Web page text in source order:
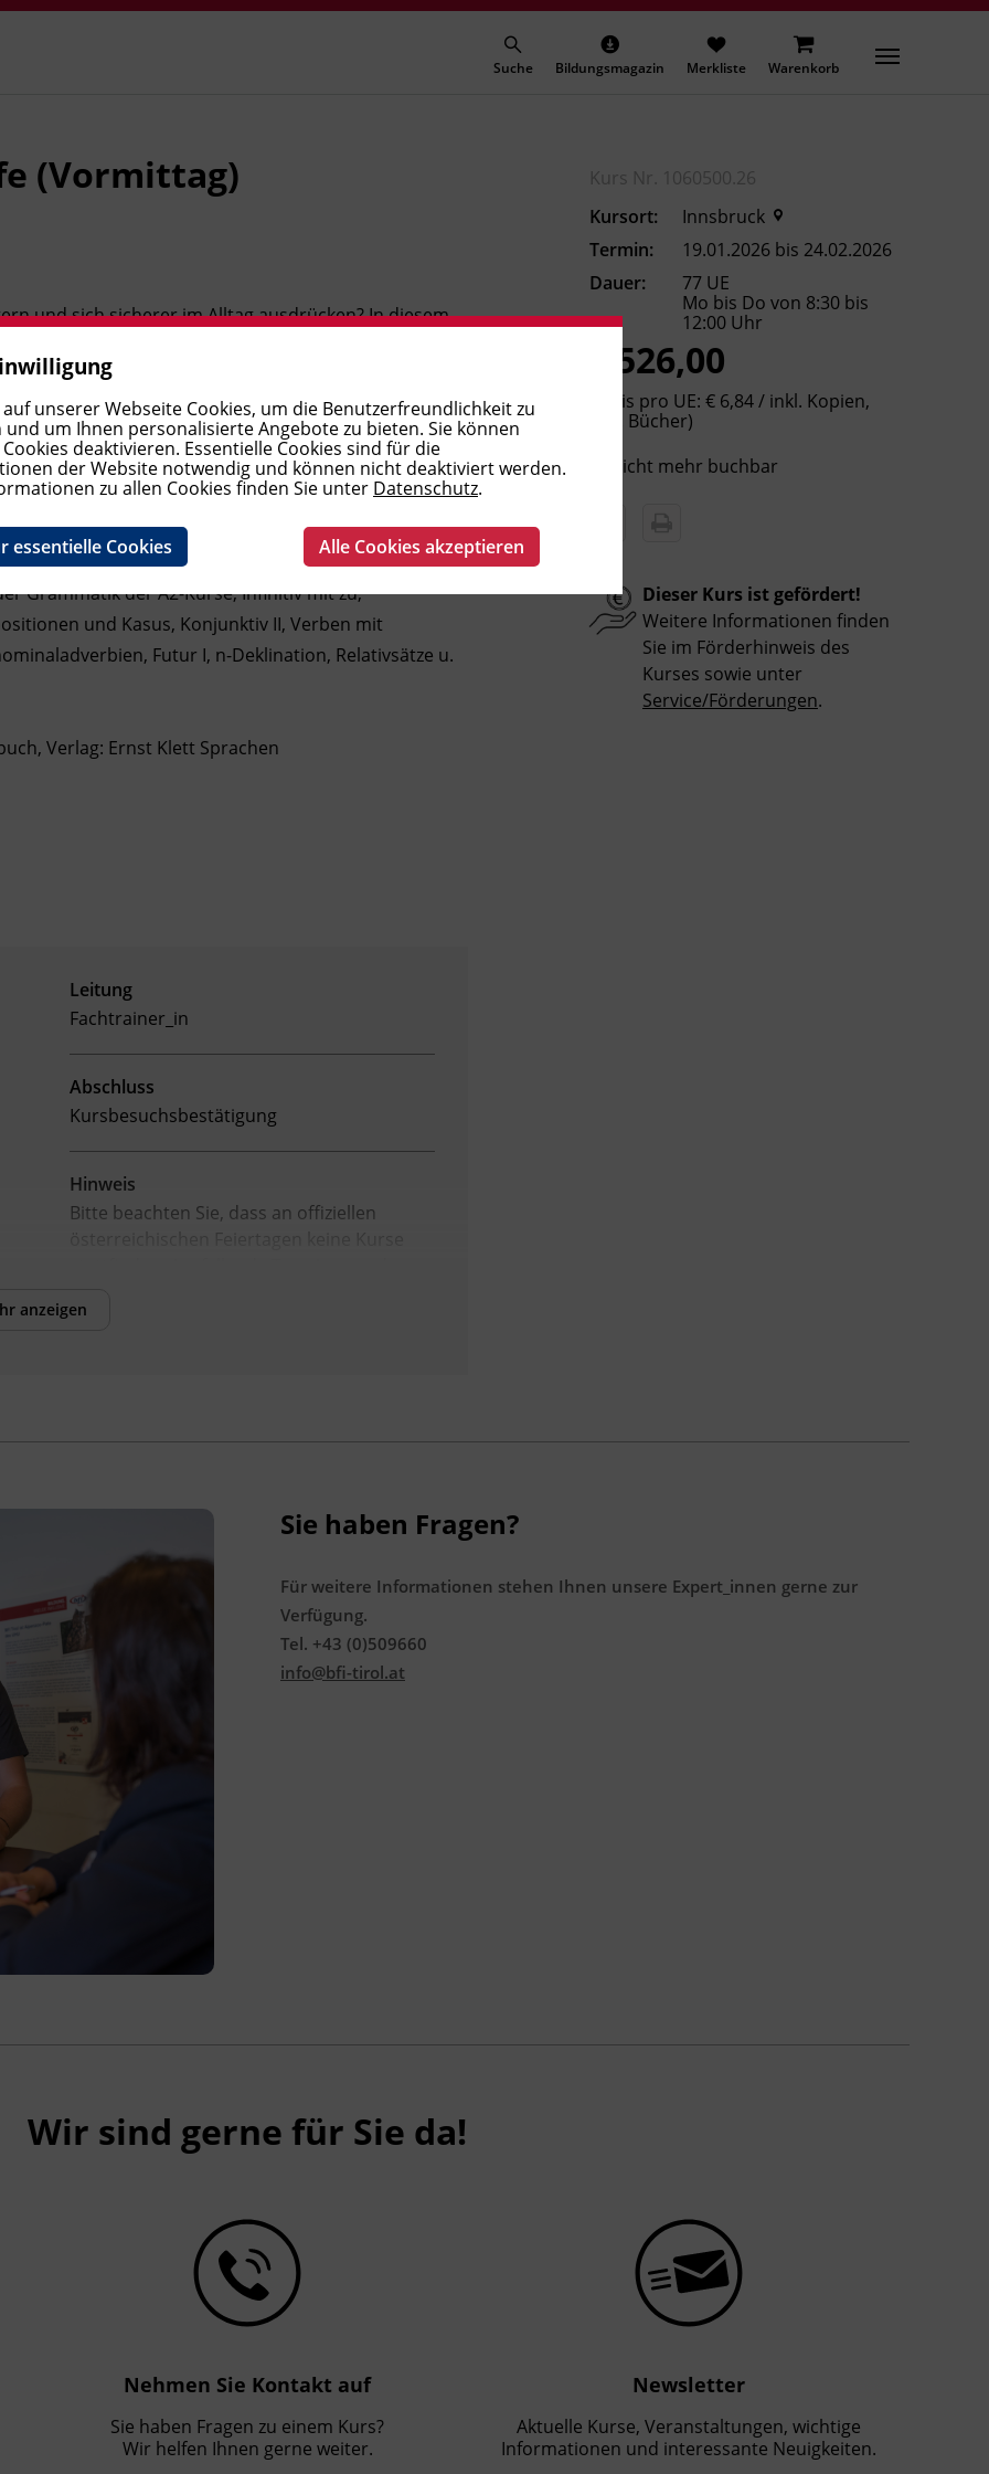
Suche Bildungsmagazin Merkliste Warenkorb
(Vormittag)
und sich sicherer im Alltag ausdrücken? In diesem
verschiedenen Themen, von Urlaubsplanungen bis
lernen Texte zu strukturieren
Gesprächssituationen souverän aufzutreten.
und Geräte, Reklamation, Werbung, Ereignisse im
und Bewerbung, Umwelt und Umweltschutz,
Grammatik der A2-Kurse, Infinitiv mit zu,
und Kasus, Konjunktiv II, Verben mit
Futur I, n-Deklination, Relativsätze u.
Verlag: Ernst Klett Sprachen
Leitung
Fachtrainer_in
Abschluss
Kursbesuchsbestätigung
Hinweis
Bitte beachten Sie, dass an offiziellen
österreichischen Feiertagen keine Kurse
Ersatzterminen bzw. Ersatzfreitagen
BFI Tirol Schulungszentrum
Förderhinweis
Das Land Tirol fördert bis zu maximal 30 %
der Kurskosten. Nähere Informationen
finden Sie unter
www.mein-update.at
anzeigen
Kurs Nr. 1060500.26
Kursort:
Innsbruck
Termin:
19.01.2026 bis 24.02.2026
Dauer:
77 UE
Mo bis Do von 8:30 bis
12:00 Uhr
€ 526,00
(Preis pro UE: € 6,84 / inkl. Kopien,
exkl. Bücher)
Nicht mehr buchbar
Dieser Kurs ist gefördert!
Weitere Informationen finden
Sie im Förderhinweis des
Kurses sowie unter
Service/Förderungen.
Sie haben Fragen?
Für weitere Informationen stehen Ihnen unsere Expert_innen gerne zur
Verfügung.
Tel. +43 (0)509660
info@bfi-tirol.at
Wir sind gerne für Sie da!
Nehmen Sie Kontakt auf
Sie haben Fragen zu einem Kurs?
Wir helfen Ihnen gerne weiter.
Newsletter
Aktuelle Kurse, Veranstaltungen, wichtige
Informationen und interessante Neuigkeiten.
unserer Webseite Cookies, um die Benutzerfreundlichkeit zu
und um Ihnen personalisierte Angebote zu bieten. Sie können
deaktivieren. Essentielle Cookies sind für die
der Website notwendig und können nicht deaktiviert werden.
zu allen Cookies finden Sie unter Datenschutz.
essentielle Cookies Alle Cookies akzeptieren